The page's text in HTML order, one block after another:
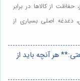
از کالاها در برابر
دغدغه اصلی بسیاری از
هر آنچه باید از